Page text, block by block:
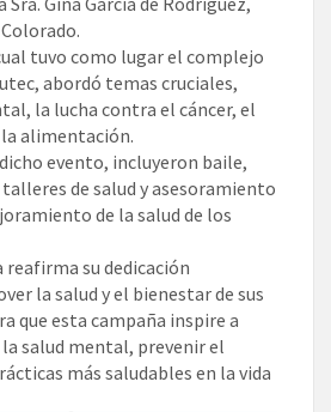
tuvo como lugar el complejo
abordó temas cruciales,
la lucha contra el cáncer, el
la alimentación.
evento, incluyeron baile,
de salud y asesoramiento
de la salud de los
reafirma su dedicación
la salud y el bienestar de sus
que esta campaña inspire a
salud mental, prevenir el
más saludables en la vida